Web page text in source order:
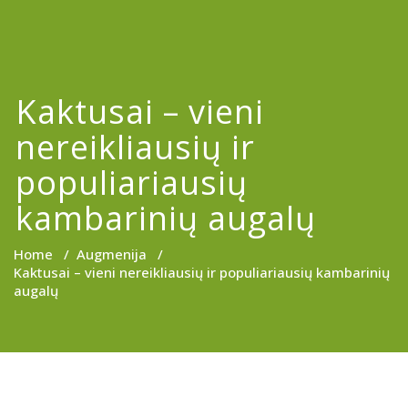
Kaktusai – vieni
nereikliausių ir
populiariausių
kambarinių augalų
Home / Augmenija /
Kaktusai – vieni nereikliausių ir populiariausių kambarinių
augalų